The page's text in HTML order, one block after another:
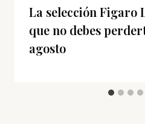
La selección Figaro
que no debes
agosto